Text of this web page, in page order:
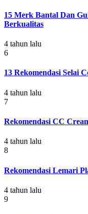
15 Merk Bantal Dan
Berkualitas
4 tahun lalu
6
13 Rekomendasi Selai
4 tahun lalu
7
Rekomendasi CC
4 tahun lalu
8
Rekomendasi Lemari
4 tahun lalu
9